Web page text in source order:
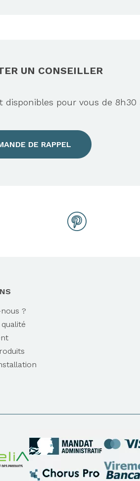
UN CONSEILLER
pour vous de
DE RAPPEL
?